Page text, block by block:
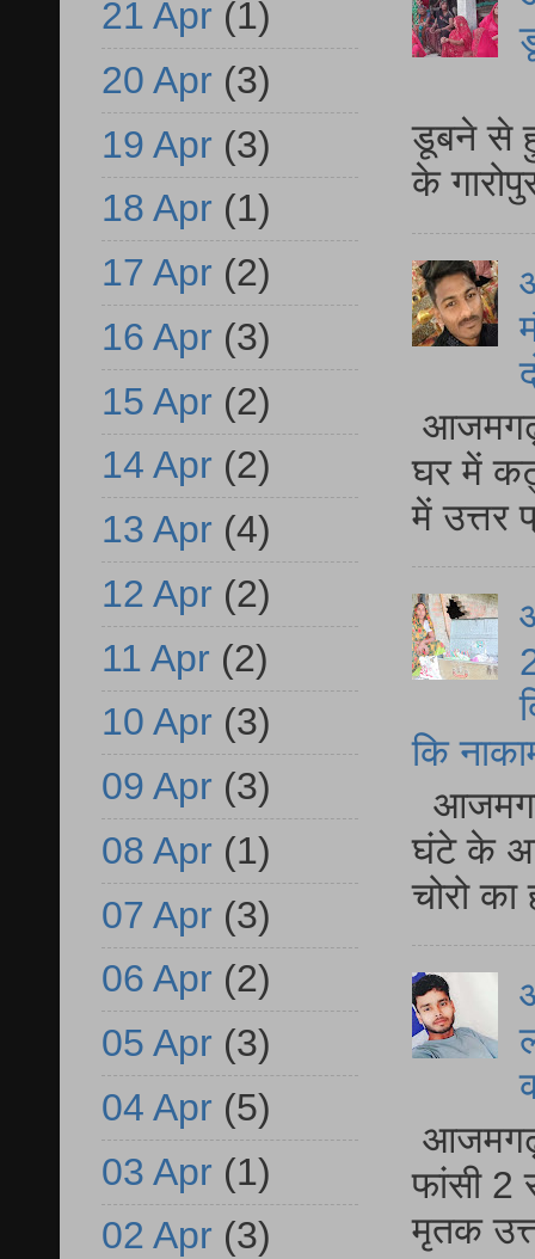
डूबने से
के
घर में
में
कि
घंटे के
चोरो
आजमगढ़
फांसी 2
मृतक
21 Apr (1)
20 Apr (3)
19 Apr (3)
18 Apr (1)
17 Apr (2)
16 Apr (3)
15 Apr (2)
14 Apr (2)
13 Apr (4)
12 Apr (2)
11 Apr (2)
10 Apr (3)
09 Apr (3)
08 Apr (1)
07 Apr (3)
06 Apr (2)
05 Apr (3)
04 Apr (5)
03 Apr (1)
02 Apr (3)